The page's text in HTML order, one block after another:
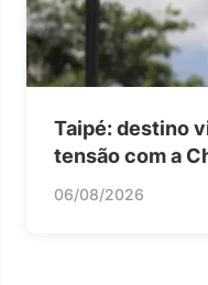
Taipé: destino
tensão com a
06/08/2026